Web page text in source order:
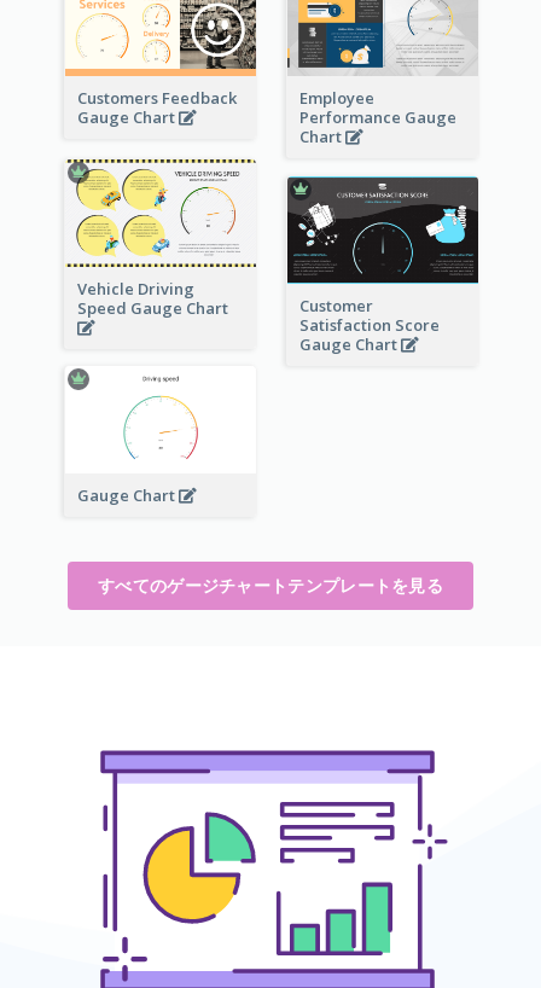
Customers Feedback
Gauge Chart
Employee
Performance Gauge
Chart
Vehicle Driving
Speed Gauge Chart
Customer
Satisfaction Score
Gauge Chart
Gauge Chart
すべてのゲージチャートテンプレートを見る